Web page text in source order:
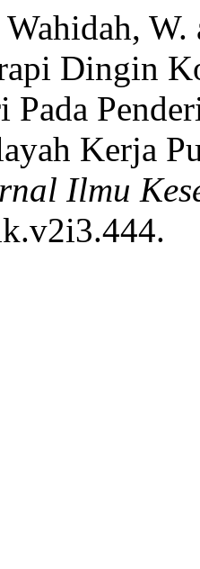
Dingin
Pada
Kerja
Ilmu